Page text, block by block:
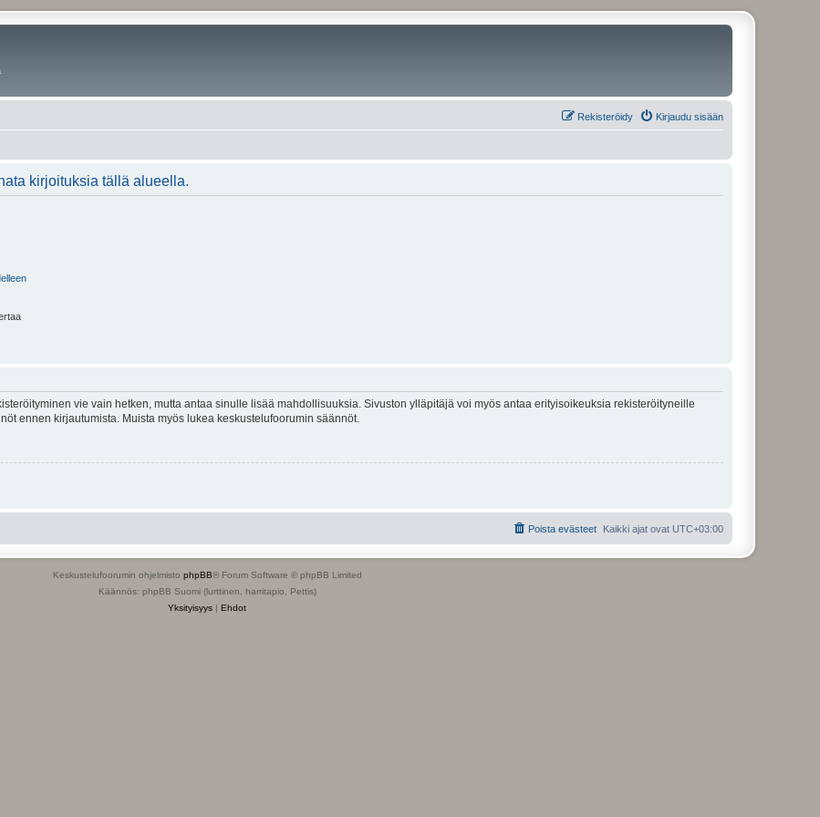
Kirjaudu sisään
Rekisteröidy
kirjoituksia tällä alueella.
vie vain hetken, mutta antaa sinulle lisää mahdollisuuksia. Sivuston ylläpitäjä voi myös antaa erityisoikeuksia rekisteröityneille
ennen kirjautumista. Muista myös lukea keskustelufoorumin säännöt.
Kaikki ajat ovat UTC+03:00
Poista evästeet
Keskustelufoorumin ohjelmisto phpBB® Forum Software © phpBB Limited
Käännös: phpBB Suomi (lurttinen, harritapio, Pettis)
Yksityisyys | Ehdot